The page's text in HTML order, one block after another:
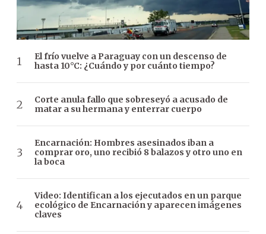
El frío vuelve a Paraguay con un descenso de
hasta 10°C: ¿Cuándo y por cuánto tiempo?
Corte anula fallo que sobreseyó a acusado de
matar a su hermana y enterrar cuerpo
Encarnación: Hombres asesinados iban a
comprar oro, uno recibió 8 balazos y otro uno en
la boca
Video: Identifican a los ejecutados en un parque
ecológico de Encarnación y aparecen imágenes
claves